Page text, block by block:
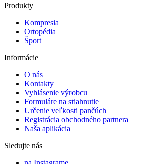
Produkty
Kompresia
Ortopédia
Šport
Informácie
O nás
Kontakty
Vyhlásenie výrobcu
Formuláre na stiahnutie
Určenie veľkosti pančúch
Registrácia obchodného partnera
Naša aplikácia
Sledujte nás